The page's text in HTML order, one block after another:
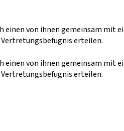
einen von ihnen gemeinsam mit
erteilen.
einen von ihnen gemeinsam mit
erteilen.